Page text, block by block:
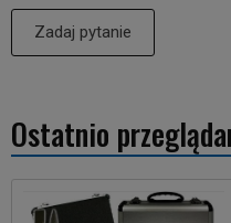
Zadaj pytanie
Ostatnio